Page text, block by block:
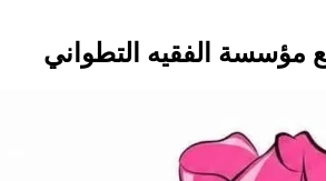
مؤسسة الفقيه التطواني